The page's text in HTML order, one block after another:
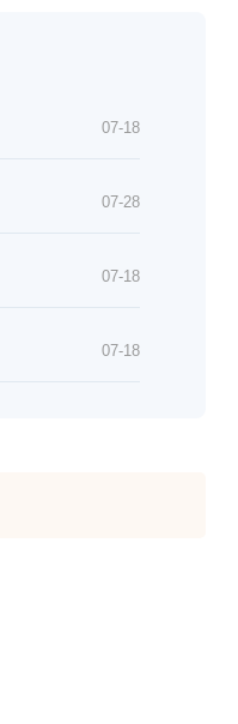
07-18
07-28
07-18
07-18